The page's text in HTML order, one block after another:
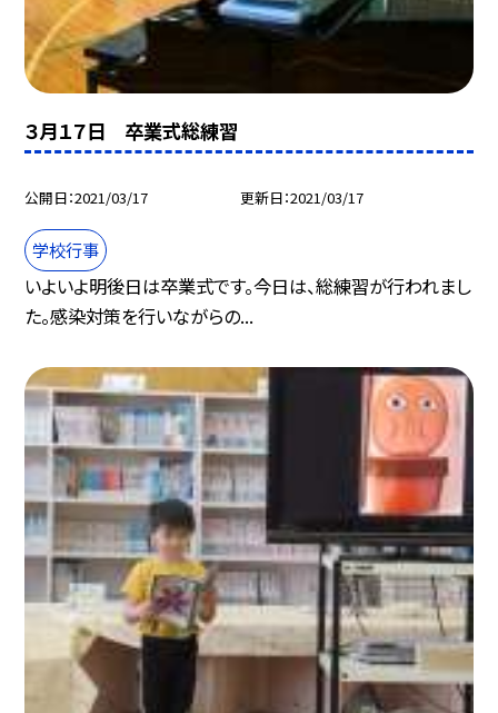
３月１７日 卒業式総練習
公開日 2021/03/17 更新日 2021/03/17
学校行事
いよいよ明後日は卒業式です。今日は、総練習が行われまし
た。感染対策を行いながらの...